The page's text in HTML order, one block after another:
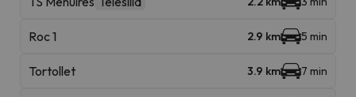
Roc 1 2.9 km 5 min
Tortollet 3.9 km 7 min